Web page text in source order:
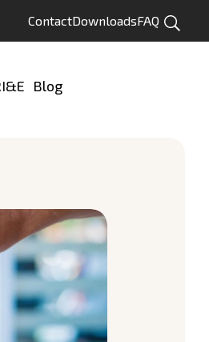
ContactDownloadsFAQ
Zoeken
Blog